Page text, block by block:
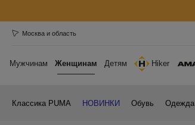
Москва и область
Мужчинам Женщинам Детям Hiker
Классика PUMA НОВИНКИ Обувь Одежда